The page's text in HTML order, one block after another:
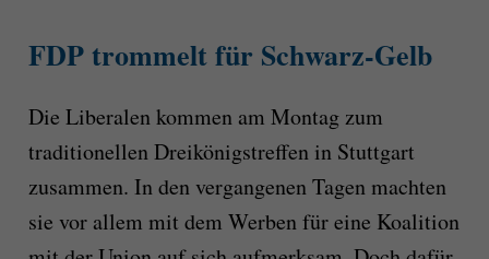
FDP trommelt für Schwarz-Gelb
Die Liberalen kommen am Montag zum
traditionellen Dreikönigstreffen in Stuttgart
zusammen. In den vergangenen Tagen machten
sie vor allem mit dem Werben für eine Koalition